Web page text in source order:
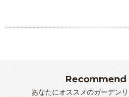
Recommend
あなたにオススメのガーデン